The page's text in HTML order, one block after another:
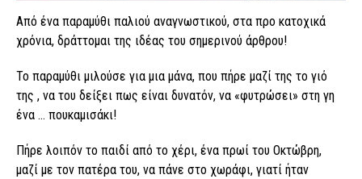
Από ένα παραμύθι παλιού αναγνωστικού, στα προ κατοχικά
χρόνια, δράττομαι της ιδέας του σημερινού άρθρου!
Το παραμύθι μιλούσε για μια μάνα, που πήρε μαζί της το γιό
της , να του δείξει πως είναι δυνατόν, να «φυτρώσει» στη γη
ένα … πουκαμισάκι!
Πήρε λοιπόν το παιδί από το χέρι, ένα πρωί του Οκτώβρη,
μαζί με τον πατέρα του, να πάνε στο χωράφι, γιατί ήταν